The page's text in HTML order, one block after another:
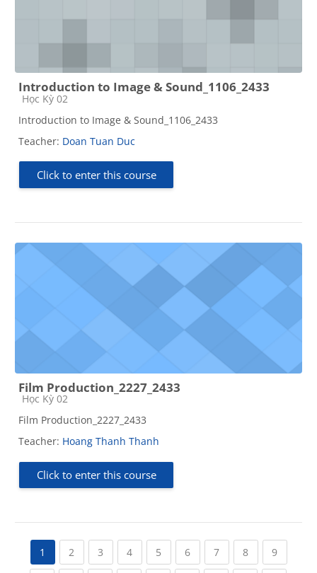
Introduction to Image & Sound_1106_2433
Course category
Học Kỳ 02
Introduction to Image & Sound_1106_2433
Teacher: Doan Tuan Duc
Click to enter this course
Film Production_2227_2433
Course category
Học Kỳ 02
Film Production_2227_2433
Teacher: Hoang Thanh Thanh
Click to enter this course
1 2 (current)
3 (current)
4(current)
5 (current)
6(current)
7(current)
8(current)
9(current)